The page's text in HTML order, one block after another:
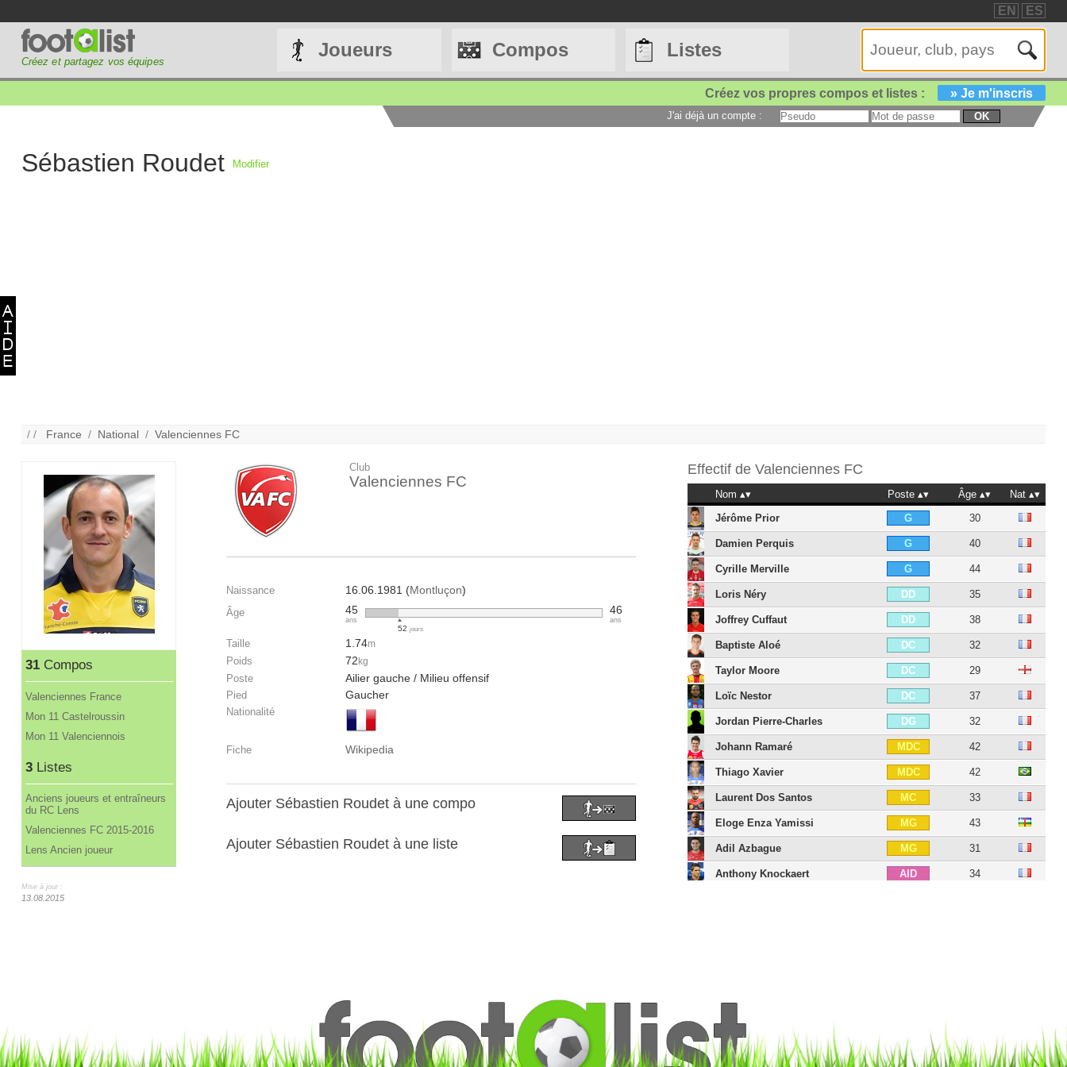
EN ES
Créez et partagez vos équipes
Joueurs Compos Listes
Créez vos propres compos et listes : » Je m'inscris
J'ai déjà un compte : OK
Sébastien Roudet Modifier
/ / France / National /Valenciennes FC
31Compos
Valenciennes France
Mon 11 Castelroussin
Mon 11 Valenciennois
3Listes
Anciens joueurs et entraîneurs
du RC Lens
Valenciennes FC 2015-2016
Lens Ancien joueur
Mise à jour :
13.08.2015
Club
Valenciennes FC
Naissance 16.06.1981 (Montluçon)
Âge 45
ans
52jours
46
ans
Taille 1.74m
Poids 72 kg
Poste Ailier gauche / Milieu offensif
Pied Gaucher
Nationalité
Fiche Wikipedia
Ajouter Sébastien Roudet à une compo
Ajouter Sébastien Roudet à une liste
Effectif de Valenciennes FC
Nom Poste Âge
Nat
Jérôme Prior
G 30
Damien Perquis G 40
Cyrille Merville G 44
Loris Néry DD 35
Joffrey Cuffaut DD 38
Baptiste Aloé DC 32
Taylor Moore DC 29
Loïc Nestor DC 37
Jordan Pierre-Charles DG 32
Johann Ramaré MDC 42
Thiago Xavier MDC 42
Laurent Dos Santos MC 33
Eloge Enza Yamissi MG 43
Adil Azbague MG 31
Anthony Knockaert AID 34
Lamine N'Dao
Metehan Güçlü
Steve Ambri BU 28